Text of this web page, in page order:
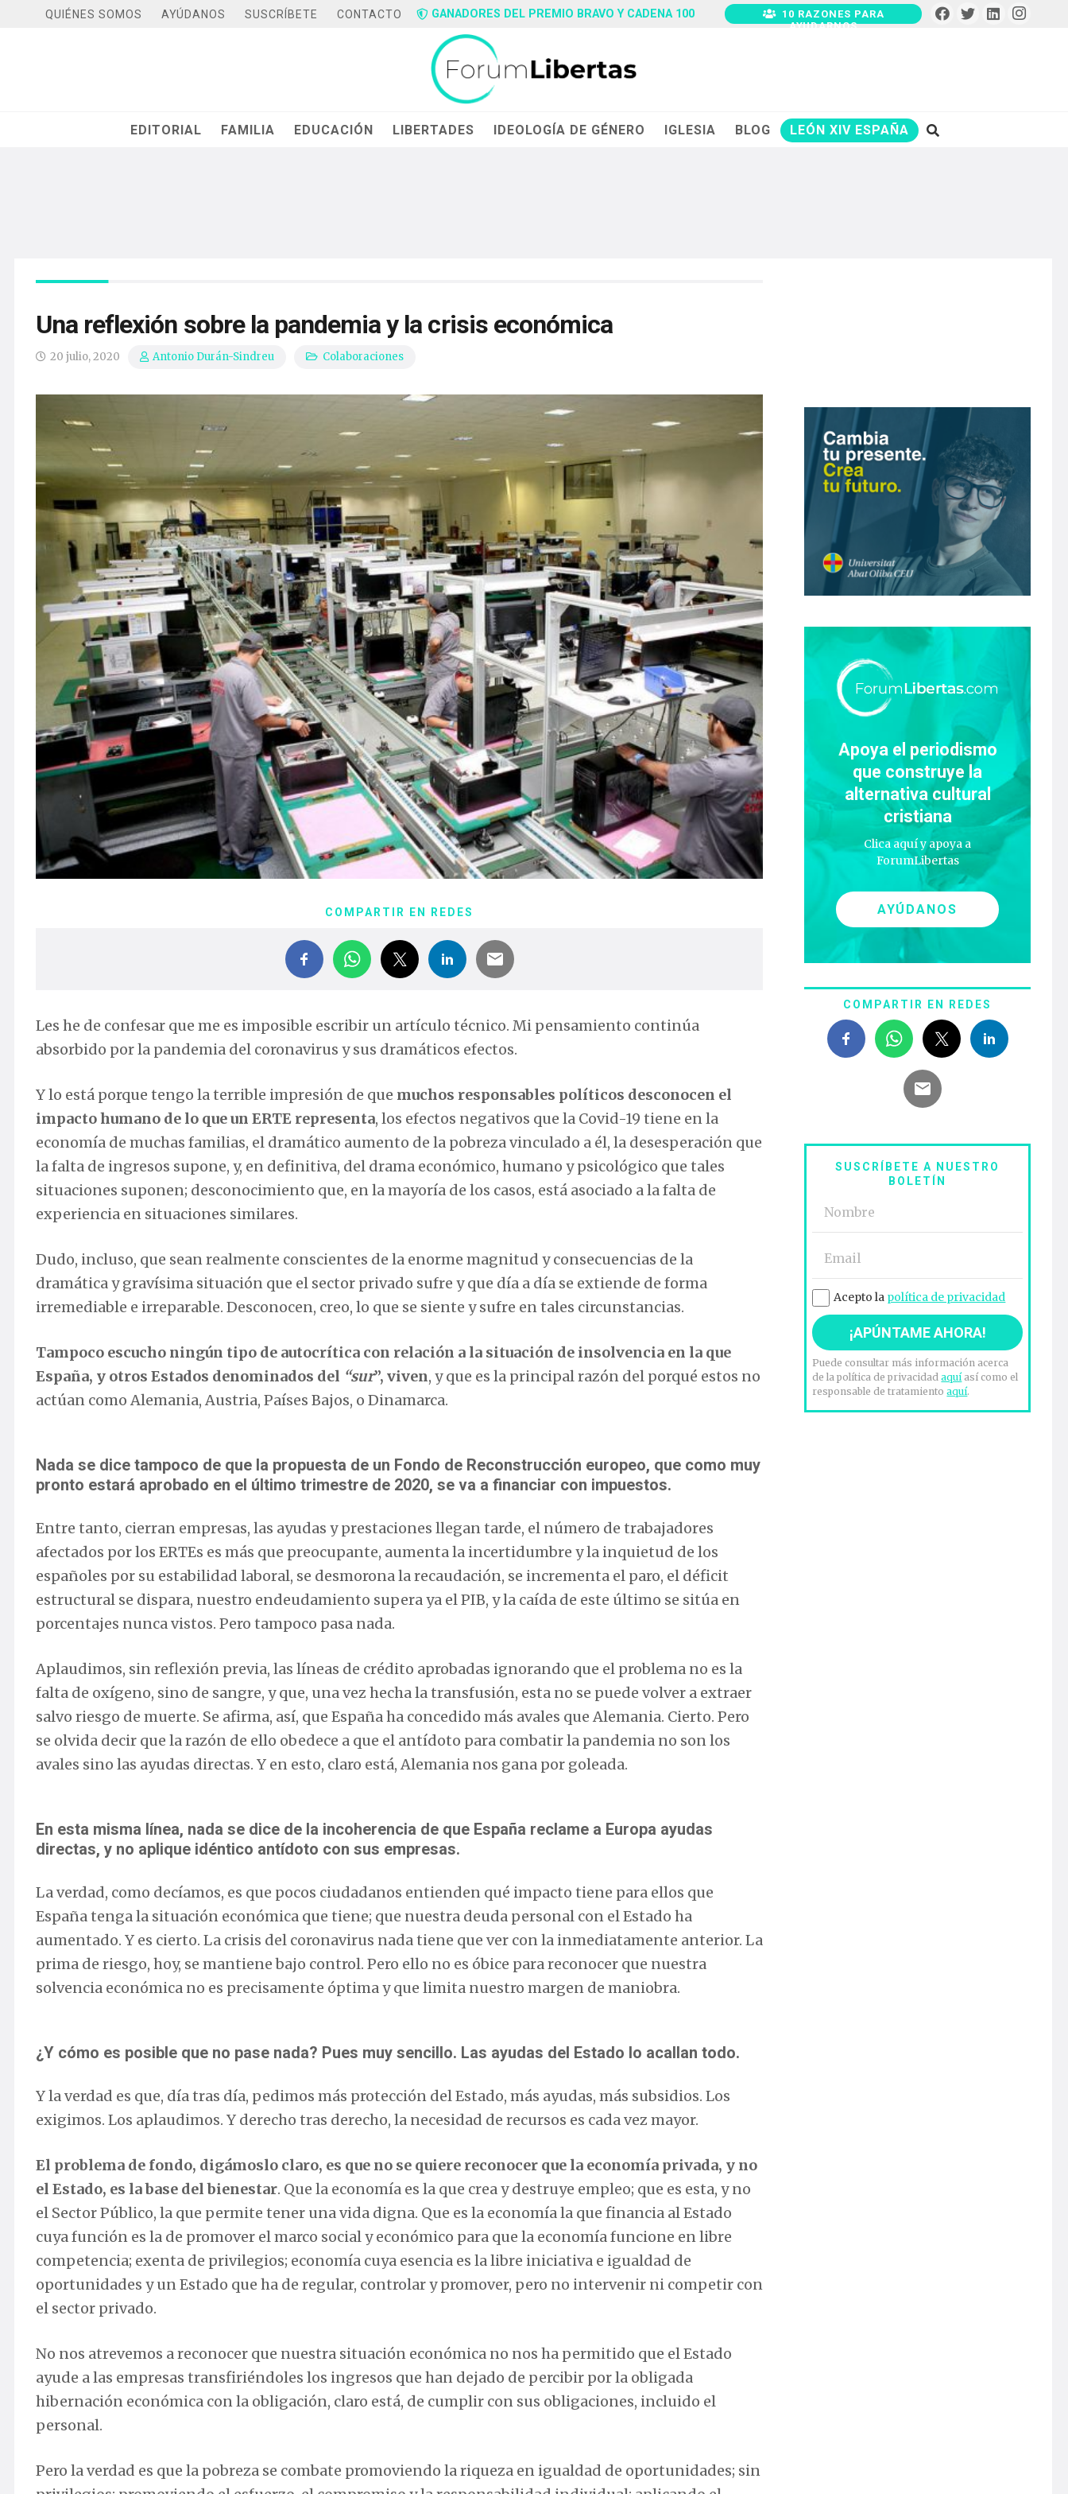
QUIÉNES SOMOS AYÚDANOS SUSCRÍBETE CONTACTO GANADORES DEL PREMIO BRAVO Y CADENA 100
10 RAZONES PARA
AYUDARNOS
EDITORIAL FAMILIA EDUCACIÓN LIBERTADES IDEOLOGÍA DE GÉNERO IGLESIA BLOG LEÓN XIV ESPAÑA
Una reflexión sobre la pandemia y la crisis económica
20 julio, 2020 Antonio Durán-Sindreu Colaboraciones
COMPARTIR EN REDES
Les he de confesar que me es imposible escribir un artículo técnico. Mi pensamiento continúa
absorbido por la pandemia del coronavirus y sus dramáticos efectos.
Y lo está porque tengo la terrible impresión de que muchos responsables políticos desconocen el
impacto humano de lo que un ERTE representa, los efectos negativos que la Covid-19 tiene en la
economía de muchas familias, el dramático aumento de la pobreza vinculado a él, la desesperación que
la falta de ingresos supone, y, en definitiva, del drama económico, humano y psicológico que tales
situaciones suponen; desconocimiento que, en la mayoría de los casos, está asociado a la falta de
experiencia en situaciones similares.
Dudo, incluso, que sean realmente conscientes de la enorme magnitud y consecuencias de la
dramática y gravísima situación que el sector privado sufre y que día a día se extiende de forma
irremediable e irreparable. Desconocen, creo, lo que se siente y sufre en tales circunstancias.
Tampoco escucho ningún tipo de autocrítica con relación a la situación de insolvencia en la que
España, y otros Estados denominados del “sur”, viven, y que es la principal razón del porqué estos no
actúan como Alemania, Austria, Países Bajos, o Dinamarca.
Nada se dice tampoco de que la propuesta de un Fondo de Reconstrucción europeo, que como muy
pronto estará aprobado en el último trimestre de 2020, se va a financiar con impuestos.
Entre tanto, cierran empresas, las ayudas y prestaciones llegan tarde, el número de trabajadores
afectados por los ERTEs es más que preocupante, aumenta la incertidumbre y la inquietud de los
españoles por su estabilidad laboral, se desmorona la recaudación, se incrementa el paro, el déficit
estructural se dispara, nuestro endeudamiento supera ya el PIB, y la caída de este último se sitúa en
porcentajes nunca vistos. Pero tampoco pasa nada.
Aplaudimos, sin reflexión previa, las líneas de crédito aprobadas ignorando que el problema no es la
falta de oxígeno, sino de sangre, y que, una vez hecha la transfusión, esta no se puede volver a extraer
salvo riesgo de muerte. Se afirma, así, que España ha concedido más avales que Alemania. Cierto. Pero
se olvida decir que la razón de ello obedece a que el antídoto para combatir la pandemia no son los
avales sino las ayudas directas. Y en esto, claro está, Alemania nos gana por goleada.
En esta misma línea, nada se dice de la incoherencia de que España reclame a Europa ayudas
directas, y no aplique idéntico antídoto con sus empresas.
La verdad, como decíamos, es que pocos ciudadanos entienden qué impacto tiene para ellos que
España tenga la situación económica que tiene; que nuestra deuda personal con el Estado ha
aumentado. Y es cierto. La crisis del coronavirus nada tiene que ver con la inmediatamente anterior. La
prima de riesgo, hoy, se mantiene bajo control. Pero ello no es óbice para reconocer que nuestra
solvencia económica no es precisamente óptima y que limita nuestro margen de maniobra.
¿Y cómo es posible que no pase nada? Pues muy sencillo. Las ayudas del Estado lo acallan todo.
Y la verdad es que, día tras día, pedimos más protección del Estado, más ayudas, más subsidios. Los
exigimos. Los aplaudimos. Y derecho tras derecho, la necesidad de recursos es cada vez mayor.
El problema de fondo, digámoslo claro, es que no se quiere reconocer que la economía privada, y no
el Estado, es la base del bienestar. Que la economía es la que crea y destruye empleo; que es esta, y no
el Sector Público, la que permite tener una vida digna. Que es la economía la que financia al Estado
cuya función es la de promover el marco social y económico para que la economía funcione en libre
competencia; exenta de privilegios; economía cuya esencia es la libre iniciativa e igualdad de
oportunidades y un Estado que ha de regular, controlar y promover, pero no intervenir ni competir con
el sector privado.
No nos atrevemos a reconocer que nuestra situación económica no nos ha permitido que el Estado
ayude a las empresas transfiriéndoles los ingresos que han dejado de percibir por la obligada
hibernación económica con la obligación, claro está, de cumplir con sus obligaciones, incluido el
personal.
Pero la verdad es que la pobreza se combate promoviendo la riqueza en igualdad de oportunidades; sin
Apoya el periodismo
que construye la
alternativa cultural
cristiana
Clica aquí y apoya a
ForumLibertas
AYÚDANOS
COMPARTIR EN REDES
SUSCRÍBETE A NUESTRO
BOLETÍN
Acepto la política de privacidad
Puede consultar más información acerca
de la política de privacidadaquíasí como el
responsable de tratamientoaquí.